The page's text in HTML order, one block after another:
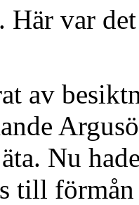
Här var
av
Nu
till